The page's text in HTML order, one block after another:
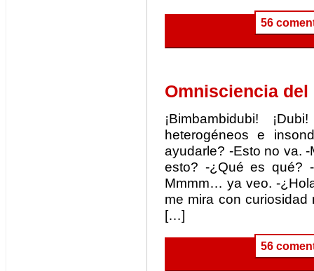
56
Omnisciencia del
¡Bimbambidubi!
heterogéneos e
ayudarle? -Esto no va.
esto? -¿Qué es qué?
Mmmm… ya veo. -
me mira con
[…]
56